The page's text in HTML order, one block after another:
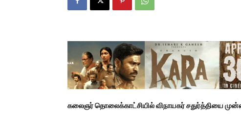
கலைஞர் தொலைக்காட்சியில் விநாயகர் சதுர்த்தியை